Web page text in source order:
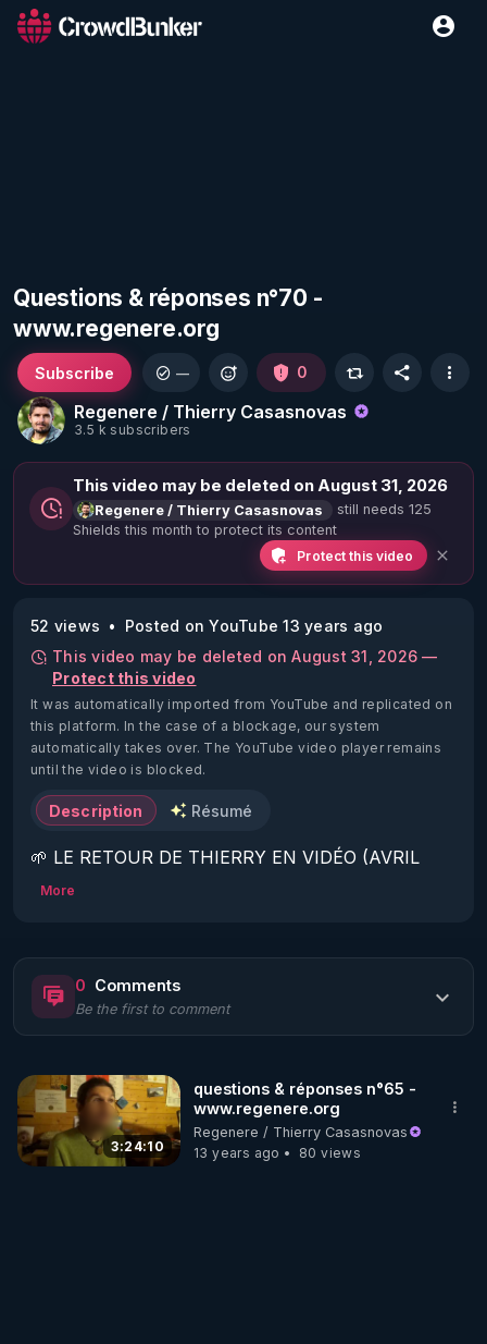
Questions & réponses n°70 -
www.regenere.org
Regenere / Thierry Casasnovas
3.5 k subscribers
Subscribe — 0
This video may be deleted on August 31, 2026
Regenere / Thierry Casasnovas
still needs 125
Shields this month to protect its content
Protect this video
52 views
Posted on YouTube 13 years ago
This video may be deleted on August 31, 2026 —
Protect this video
It was automatically imported from YouTube and replicated on
this platform. In the case of a blockage, our system
automatically takes over. The YouTube video player remains
until the video is blocked.
Description Résumé
🌱 LE RETOUR DE THIERRY EN VIDÉO (AVRIL
2022)!
https://www.rgnr.fr/presentation.html
🌱 LE MAGAZINE RÉGÉNÈRE
🌱 LA BOUTIQUE DU MAGAZINE
Pour obtenir les anciens numéros que vous avez
More
0 Comments
Be the first to comment
3:24:10
questions & réponses n°65 -
www.regenere.org
Regenere / Thierry Casasnovas
13 years ago
80 views